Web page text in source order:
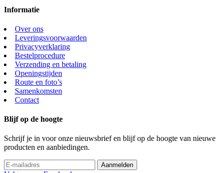
Informatie
Over ons
Leveringsvoorwaarden
Privacyverklaring
Bestelprocedure
Verzending en betaling
Openingstijden
Route en foto’s
Samenkomsten
Contact
Blijf op de hoogte
Schrijf je in voor onze nieuwsbrief en blijf op de hoogte van nieuwe
producten en aanbiedingen.